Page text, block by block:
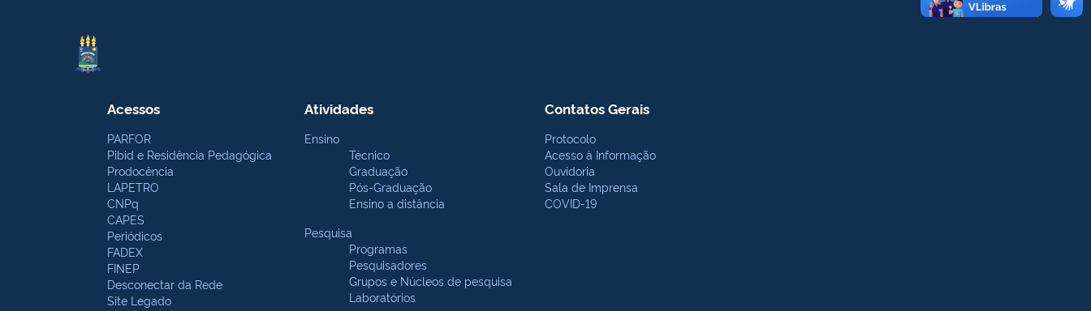
Acessos
PARFOR
Pibid e Residência Pedagógica
Prodocência
LAPETRO
CNPq
CAPES
Periódicos
FADEX
FINEP
Desconectar da Rede
Site Legado
Atividades
Ensino
Técnico
Graduação
Pós-Graduação
Ensino a distância
Pesquisa
Programas
Pesquisadores
Grupos e Núcleos de pesquisa
Laboratórios
Contatos Gerais
Protocolo
Acesso à Informação
Ouvidoria
Sala de Imprensa
COVID-19